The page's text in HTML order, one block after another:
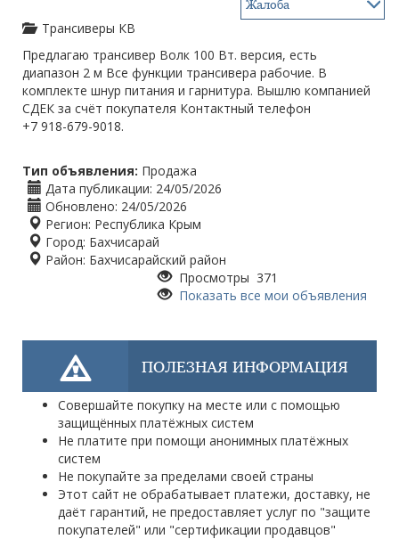
Трансиверы КВ
Предлагаю трансивер Волк 100 Вт. версия, есть
диапазон 2 м Все функции трансивера рабочие. В
комплекте шнур питания и гарнитура. Вышлю компанией
СДЕК за счёт покупателя Контактный телефон
+7 918-679-9018.
Тип объявления: Продажа
Дата публикации: 24/05/2026
Обновлено: 24/05/2026
Регион: Республика Крым
Город: Бахчисарай
Район: Бахчисарайский район
Просмотры 371
Показать все мои объявления
ПОЛЕЗНАЯ ИНФОРМАЦИЯ
Совершайте покупку на месте или с помощью
защищённых платёжных систем
Не платите при помощи анонимных платёжных
систем
Не покупайте за пределами своей страны
Этот сайт не обрабатывает платежи, доставку, не
даёт гарантий, не предоставляет услуг по "защите
покупателей" или "сертификации продавцов"